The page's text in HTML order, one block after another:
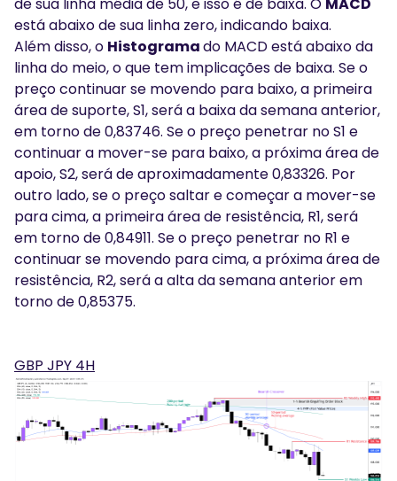
está abaixo de sua linha zero, indicando baixa.
Além disso, o Histogramado MACD está abaixo da
linha do meio, o que tem implicações de baixa. Se o
preço continuar se movendo para baixo, a primeira
área de suporte, S1, será a baixa da semana anterior,
em torno de 0,83746. Se o preço penetrar no S1 e
continuar a mover-se para baixo, a próxima área de
apoio, S2, será de aproximadamente 0,83326. Por
outro lado, se o preço saltar e começar a mover-se
para cima, a primeira área de resistência, R1, será
em torno de 0,84911. Se o preço penetrar no R1 e
continuar se movendo para cima, a próxima área de
resistência, R2, será a alta da semana anterior em
torno de 0,85375.
GBP JPY 4H